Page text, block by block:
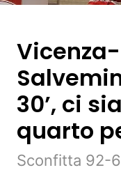
30’, ci
quarto
Sconfitta 92-